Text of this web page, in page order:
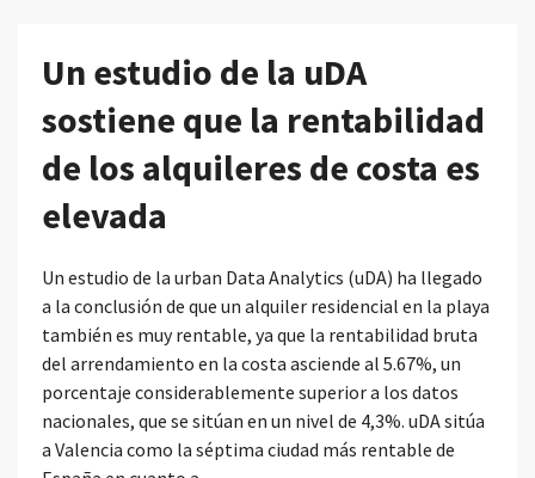
Un estudio de la uDA
sostiene que la rentabilidad
de los alquileres de costa es
elevada
Un estudio de la urban Data Analytics (uDA) ha llegado
a la conclusión de que un alquiler residencial en la playa
también es muy rentable, ya que la rentabilidad bruta
del arrendamiento en la costa asciende al 5.67%, un
porcentaje considerablemente superior a los datos
nacionales, que se sitúan en un nivel de 4,3%. uDA sitúa
a Valencia como la séptima ciudad más rentable de